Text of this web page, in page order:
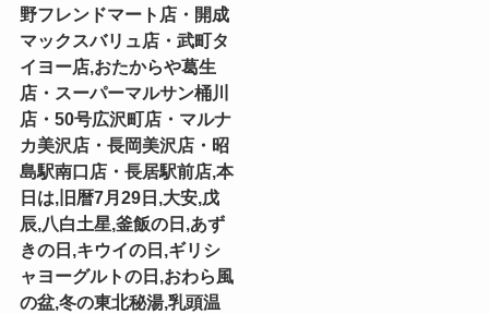
野フレンドマート店・開成
マックスバリュ店・武町タ
イヨー店,おたからや葛生
店・スーパーマルサン桶川
店・50号広沢町店・マルナ
カ美沢店・長岡美沢店・昭
島駅南口店・長居駅前店,本
日は,旧暦7月29日,大安,戊
辰,八白土星,釜飯の日,あず
きの日,キウイの日,ギリシ
ャヨーグルトの日,おわら風
の盆,冬の東北秘湯,乳頭温